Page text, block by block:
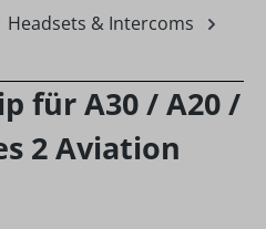
Headsets & Intercoms
für A30 / A20 /
2 Aviation